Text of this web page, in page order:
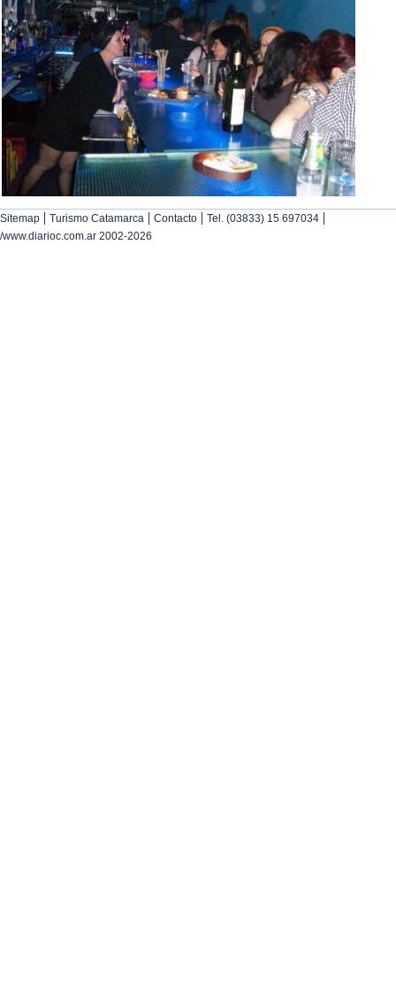
Sitemap | Turismo Catamarca | Contacto | Tel. (03833) 15 697034 |
/www.diarioc.com.ar 2002-2026